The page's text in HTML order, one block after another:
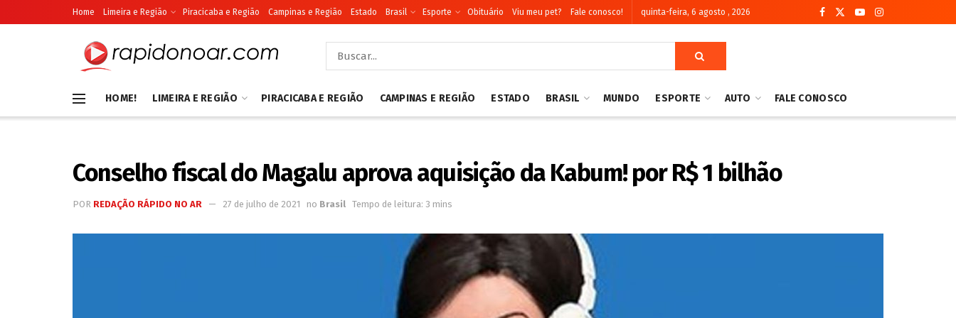
Home Limeira e Região Piracicaba e Região Campinas e Região Estado Brasil Esporte Obituário Viu meu pet? Fale conosco! quinta-feira, 6 agosto , 2026
HOME! LIMEIRA E REGIÃO PIRACICABA E REGIÃO CAMPINAS E REGIÃO ESTADO BRASIL MUNDO ESPORTE AUTO FALE CONOSCO
Conselho fiscal do Magalu aprova aquisição da Kabum! por R$ 1 bilhão
POR REDAÇÃO RÁPIDO NO AR 27 de julho de 2021 no Brasil Tempo de leitura: 3 mins